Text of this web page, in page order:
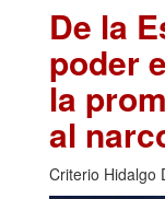
De la
poder
la
al
Criterio Hidalgo